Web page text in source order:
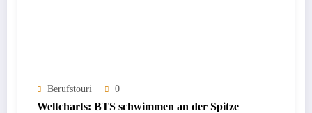
Berufstouri 0
Weltcharts: BTS schwimmen an der Spitze